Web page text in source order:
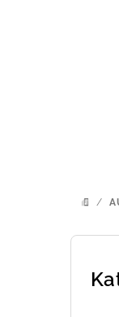
DOMŮ
/
P